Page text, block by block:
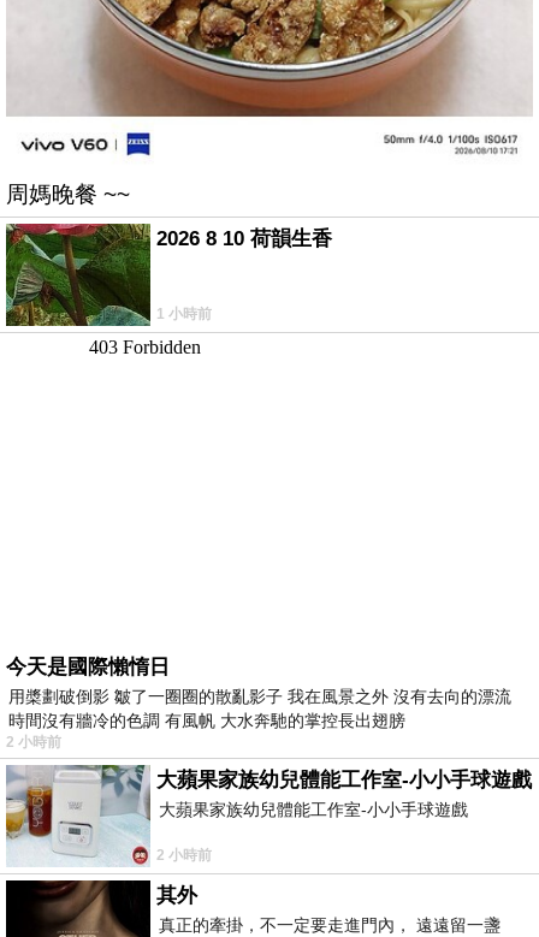
周媽晚餐 ~~
2026 8 10 荷韻生香
1 小時前
今天是國際懶惰日
用槳劃破倒影 皺了一圈圈的散亂影子 我在風景之外 沒有去向的漂流
時間沒有牆冷的色調 有風帆 大水奔馳的掌控長出翅膀
2 小時前
大蘋果家族幼兒體能工作室-小小手球遊戲
大蘋果家族幼兒體能工作室-小小手球遊戲
2 小時前
其外
真正的牽掛，不一定要走進門內， 遠遠留一盞